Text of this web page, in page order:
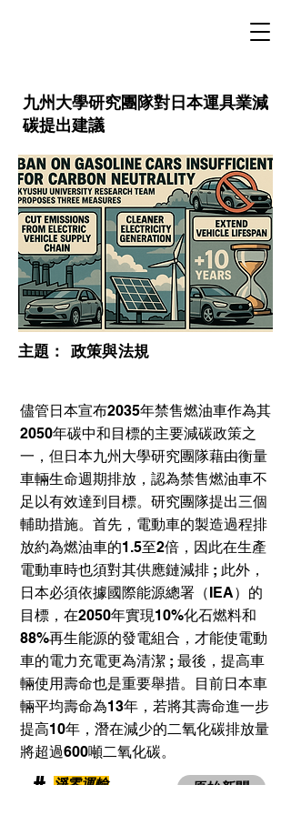
九州大學研究團隊對日本運具業減
碳提出建議
​主題： 政策與法規
儘管日本宣布2035年禁售燃油車作為其
2050年碳中和目標的主要減碳政策之
一，但日本九州大學研究團隊藉由衡量
車輛生命週期排放，認為禁售燃油車不
足以有效達到目標。研究團隊提出三個
輔助措施。首先，電動車的製造過程排
放約為燃油車的1.5至2倍，因此在生產
電動車時也須對其供應鏈減排 ; 此外，
日本必須依據國際能源總署（IEA）的
目標，在2050年實現10%化石燃料和
88%再生能源的發電組合，才能使電動
車的電力充電更為清潔 ; 最後，提高車
輛使用壽命也是重要舉措。目前日本車
輛平均壽命為13年，若將其壽命進一步
提高10年，潛在減少的二氧化碳排放量
將超過600噸二氧化碳。
​# 淨零運輸 原始新聞